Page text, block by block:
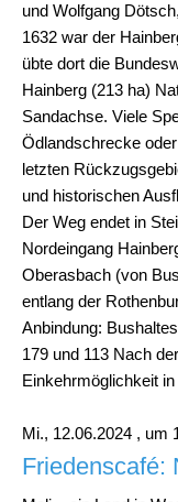
und Wolfgang
1632 war der
übte dort die
Hainberg (213 ha)
Sandachse. Viele
Ödlandschrecke
letzten
und historischen
Der Weg endet in
Nordeingang
Oberasbach (von
entlang der
Anbindung:
179 und 113 Nach
Einkehrmöglichkeit in
Mi., 12.06.2024 , um
Friedenscafé: